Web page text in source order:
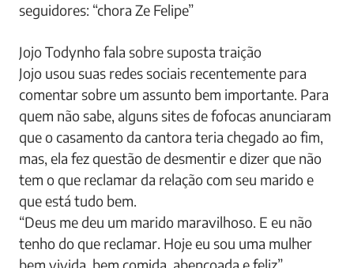
seguidores: “chora Ze Felipe”
Jojo Todynho fala sobre suposta traição
Jojo usou suas redes sociais recentemente para
comentar sobre um assunto bem importante. Para
quem não sabe, alguns sites de fofocas anunciaram
que o casamento da cantora teria chegado ao fim,
mas, ela fez questão de desmentir e dizer que não
tem o que reclamar da relação com seu marido e
que está tudo bem.
“Deus me deu um marido maravilhoso. E eu não
tenho do que reclamar. Hoje eu sou uma mulher